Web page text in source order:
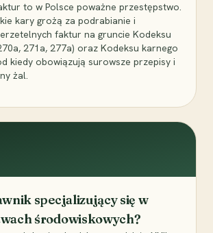
to w Polsce poważne przestępstwo.
kary grożą za podrabianie i
faktur na gruncie Kodeksu
271a, 277a) oraz Kodeksu karnego
kiedy obowiązują surowsze przepisy i
żal.
specjalizujący się w
środowiskowych?